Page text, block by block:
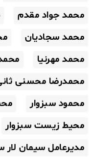
محمد جواد مقدم
محمد سجادیان
محمد مهرنیا
محمدرضا محسنی
محمود سبزوار
محیط زیست سبزوار
مدیرعامل سیمان لار